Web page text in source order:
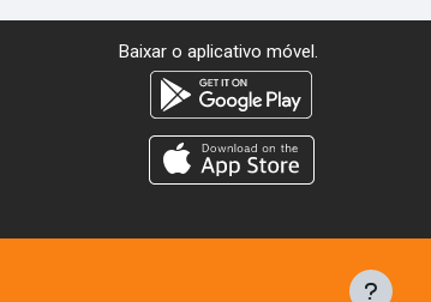
Baixar o aplicativo móvel.